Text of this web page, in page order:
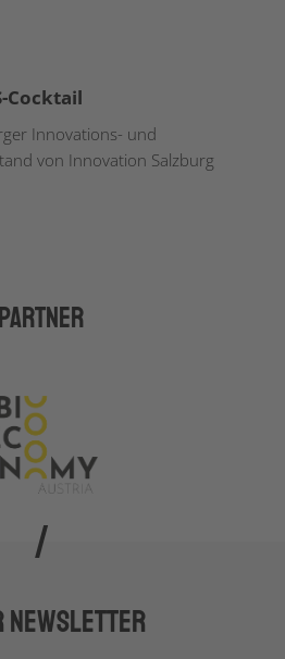
Cocktail
Innovations- und
von Innovation Salzburg
Partner
Newsletter